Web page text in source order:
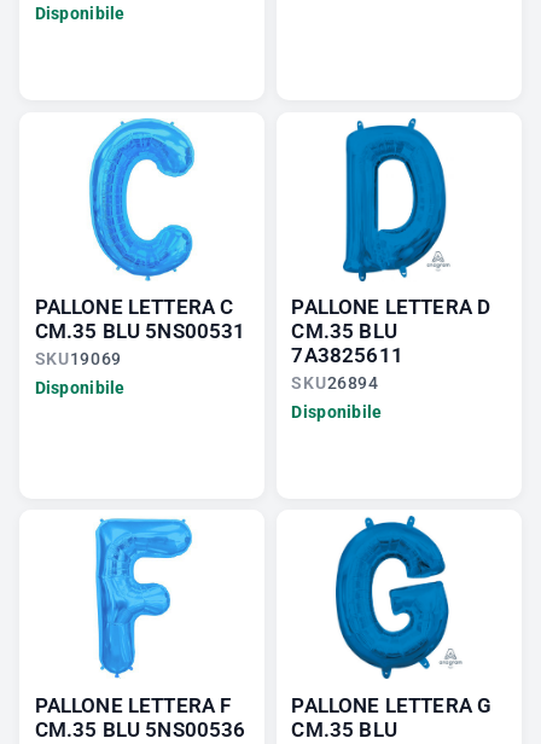
Disponibile
PALLONE LETTERA C
CM.35 BLU 5NS00531
SKU19069
Disponibile
PALLONE LETTERA D
CM.35 BLU
7A3825611
SKU26894
Disponibile
PALLONE LETTERA F
CM.35 BLU 5NS00536
PALLONE LETTERA G
CM.35 BLU